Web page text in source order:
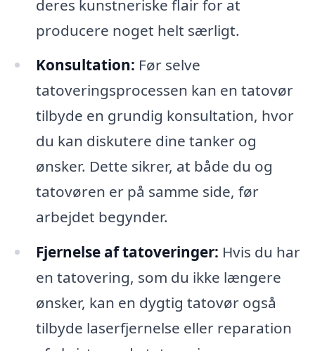
deres kunstneriske flair for at
producere noget helt særligt.
Konsultation: Før selve
tatoveringsprocessen kan en tatovør
tilbyde en grundig konsultation, hvor
du kan diskutere dine tanker og
ønsker. Dette sikrer, at både du og
tatovøren er på samme side, før
arbejdet begynder.
Fjernelse af tatoveringer: Hvis du har
en tatovering, som du ikke længere
ønsker, kan en dygtig tatovør også
tilbyde laserfjernelse eller reparation